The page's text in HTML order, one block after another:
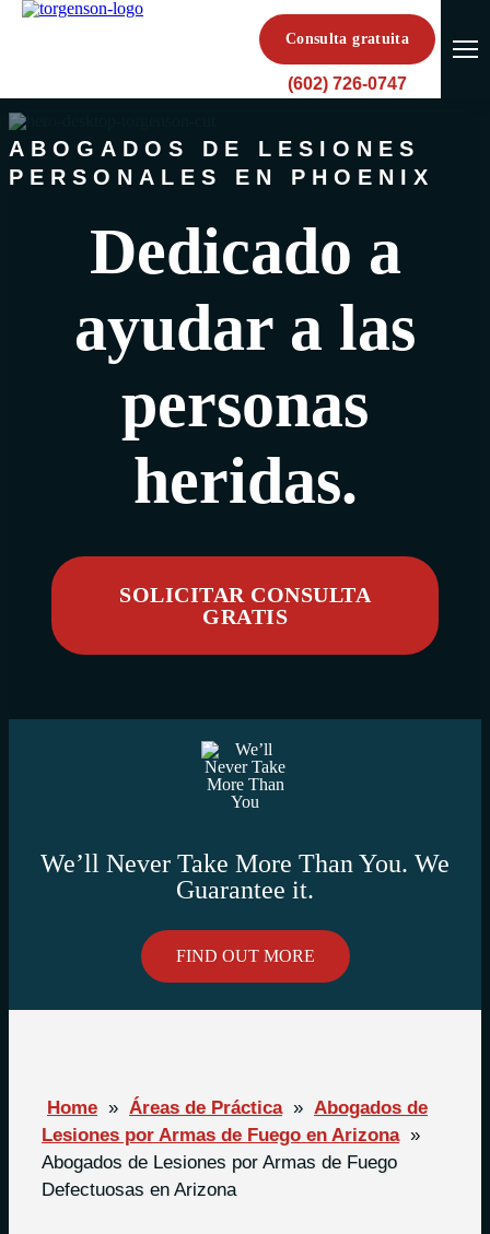
Consulta gratuita
(602) 726-0747
ABOGADOS DE LESIONES
PERSONALES EN PHOENIX
Dedicado a
ayudar a las
personas
heridas.
SOLICITAR CONSULTA
GRATIS
We’ll Never Take More Than You. We
Guarantee it.
FIND OUT MORE
Home » Áreas de Práctica » Abogados de
Lesiones por Armas de Fuego en Arizona »
Abogados de Lesiones por Armas de Fuego
Defectuosas en Arizona